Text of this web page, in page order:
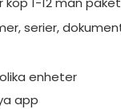
serier,
enheter
app